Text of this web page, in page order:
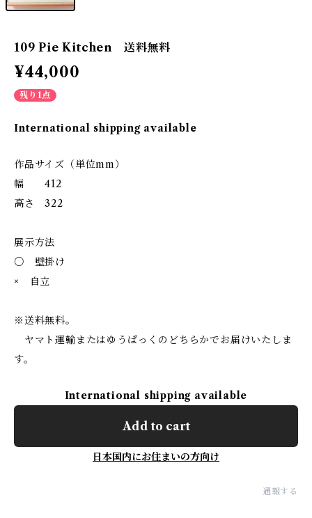
109 Pie Kitchen 送料無料
¥44,000
残り1点
International shipping available
作品サイズ（単位mm）
幅 412
高さ 322
展示方法
○ 壁掛け
× 自立
※送料無料。
ヤマト運輸またはゆうぱっくのどちらかでお届けいたしま
す。
International shipping available
Add to cart
日本国内にお住まいの方向け
通報する